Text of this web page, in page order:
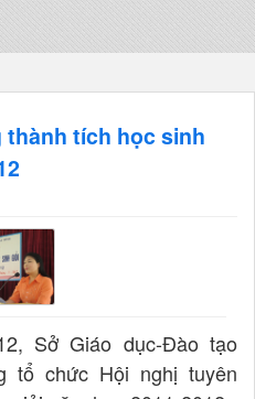
tích học sinh
Sở Giáo dục-Đào tạo
tổ chức Hội nghị tuyên